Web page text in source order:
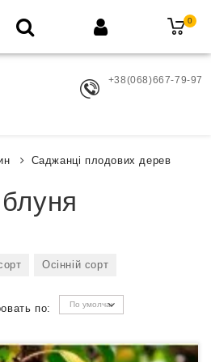
0
+38(068)667-79-97
Саджанці плодових дерев
Осінній сорт
по: